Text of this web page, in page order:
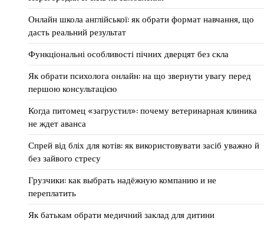
Онлайн школа англійської: як обрати формат навчання, що
дасть реальний результат
Функціональні особливості пічних дверцят без скла
Як обрати психолога онлайн: на що звернути увагу перед
першою консультацією
Когда питомец «загрустил»: почему ветеринарная клиника
не ждет аванса
Спрей від бліх для котів: як використовувати засіб уважно й
без зайвого стресу
Грузчики: как выбрать надёжную компанию и не
переплатить
Як батькам обрати медичний заклад для дитини